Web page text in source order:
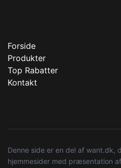
Forside
Produkter
Top Rabatter
Kontakt
Denne side er en del af want.dk,
hjemmesider med præsentation